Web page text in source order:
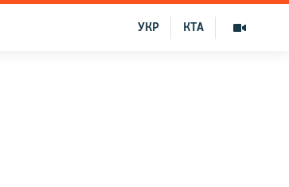
КТА
УКР